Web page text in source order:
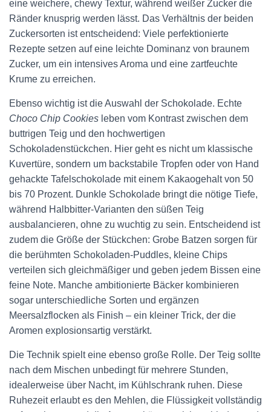
eine weichere, chewy Textur, während weißer Zucker die
Ränder knusprig werden lässt. Das Verhältnis der beiden
Zuckersorten ist entscheidend: Viele perfektionierte
Rezepte setzen auf eine leichte Dominanz von braunem
Zucker, um ein intensives Aroma und eine zartfeuchte
Krume zu erreichen.
Ebenso wichtig ist die Auswahl der Schokolade. Echte
Choco Chip Cookies leben vom Kontrast zwischen dem
buttrigen Teig und den hochwertigen
Schokoladenstückchen. Hier geht es nicht um klassische
Kuvertüre, sondern um backstabile Tropfen oder von Hand
gehackte Tafelschokolade mit einem Kakaogehalt von 50
bis 70 Prozent. Dunkle Schokolade bringt die nötige Tiefe,
während Halbbitter-Varianten den süßen Teig
ausbalancieren, ohne zu wuchtig zu sein. Entscheidend ist
zudem die Größe der Stückchen: Grobe Batzen sorgen für
die berühmten Schokoladen-Puddles, kleine Chips
verteilen sich gleichmäßiger und geben jedem Bissen eine
feine Note. Manche ambitionierte Bäcker kombinieren
sogar unterschiedliche Sorten und ergänzen
Meersalzflocken als Finish – ein kleiner Trick, der die
Aromen explosionsartig verstärkt.
Die Technik spielt eine ebenso große Rolle. Der Teig sollte
nach dem Mischen unbedingt für mehrere Stunden,
idealerweise über Nacht, im Kühlschrank ruhen. Diese
Ruhezeit erlaubt es den Mehlen, die Flüssigkeit vollständig